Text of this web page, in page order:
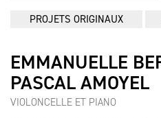
PROJETS ORIGINAUX
EMMANUELLE
PASCAL AMOYEL
VIOLONCELLE ET PIANO